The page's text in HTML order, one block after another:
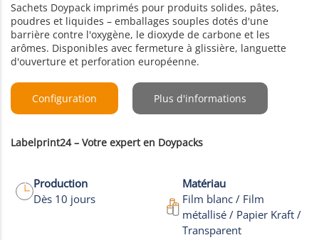
+17
Sachets Doypack imprimés pour produits solides, pâtes,
poudres et liquides – emballages souples dotés d'une
barrière contre l'oxygène, le dioxyde de carbone et les
arômes. Disponibles avec fermeture à glissière, languette
d'ouverture et perforation européenne.
Configuration Plus d'informations
Labelprint24 – Votre expert en Doypacks
Production
Dès 10 jours
Matériau
Film blanc / Film
métallisé / Papier Kraft /
Transparent